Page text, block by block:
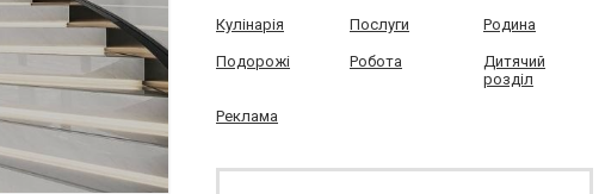
Кулінарія Послуги Родина
Подорожі Робота
Дитячий
розділ
Реклама